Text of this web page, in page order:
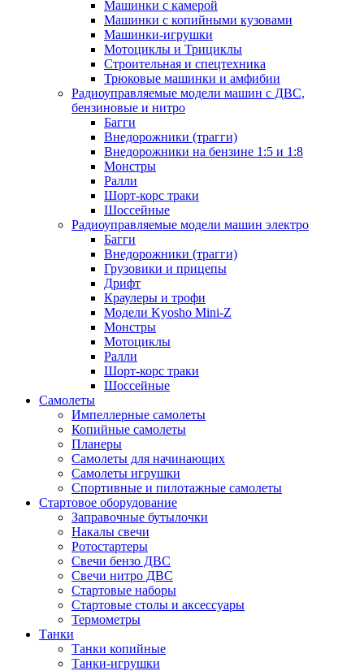
Машинки с камерой
Машинки с копийными кузовами
Машинки-игрушки
Мотоциклы и Трициклы
Строительная и спецтехника
Трюковые машинки и амфибии
Радиоуправляемые модели машин с ДВС,
бензиновые и нитро
Багги
Внедорожники (трагги)
Внедорожники на бензине 1:5 и 1:8
Монстры
Ралли
Шорт-корс траки
Шоссейные
Радиоуправляемые модели машин электро
Багги
Внедорожники (трагги)
Грузовики и прицепы
Дрифт
Краулеры и трофи
Модели Kyosho Mini-Z
Монстры
Мотоциклы
Ралли
Шорт-корс траки
Шоссейные
Самолеты
Импеллерные самолеты
Копийные самолеты
Планеры
Самолеты для начинающих
Самолеты игрушки
Спортивные и пилотажные самолеты
Стартовое оборудование
Заправочные бутылочки
Накалы свечи
Ротостартеры
Свечи бензо ДВС
Свечи нитро ДВС
Стартовые наборы
Стартовые столы и аксессуары
Термометры
Танки
Танки копийные
Танки-игрушки